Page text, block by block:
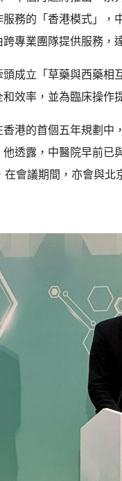
務的「香港模式」，
專業團隊提供服務，
成立「草藥與西藥相
效率，並為臨床操作
港的首個五年規劃中
透露，中醫院早前已
在會議期間，亦會與